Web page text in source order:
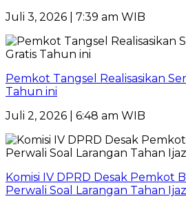
Juli 3, 2026 | 7:39 am WIB
Pemkot Tangsel Realisasikan
Tahun ini
Juli 2, 2026 | 6:48 am WIB
Komisi IV DPRD Desak Pemkot
Perwali Soal Larangan Tahan